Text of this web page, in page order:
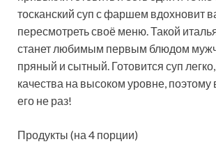
тосканский суп с фаршем вдохновит
пересмотреть своё меню. Такой
станет любимым первым блюдом
пряный и сытный. Готовится суп
качества на высоком уровне, поэтому
его не раз!
Продукты (на 4 порции)